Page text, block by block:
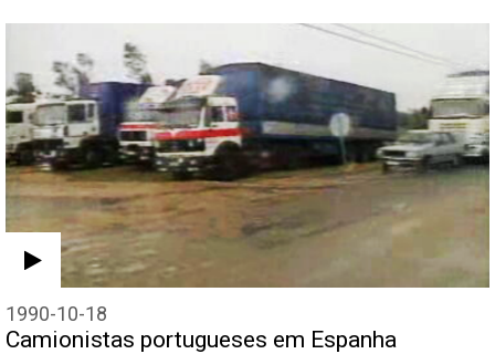
1990-10-18
Camionistas portugueses em Espanha